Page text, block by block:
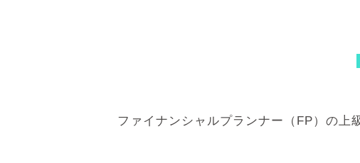
ファイナンシャルプランナー（FP）の上